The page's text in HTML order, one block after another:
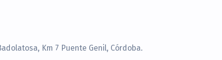
Km 7 Puente Genil, Córdoba.